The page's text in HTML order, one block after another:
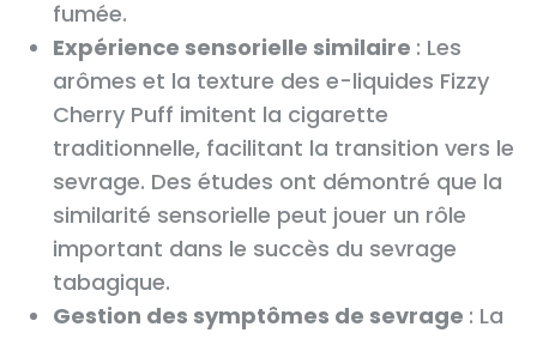
fumée.
Expérience sensorielle similaire : Les
arômes et la texture des e-liquides Fizzy
Cherry Puff imitent la cigarette
traditionnelle, facilitant la transition vers le
sevrage. Des études ont démontré que la
similarité sensorielle peut jouer un rôle
important dans le succès du sevrage
tabagique.
Gestion des symptômes de sevrage : La